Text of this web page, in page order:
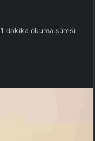
1 dakika okuma süresi